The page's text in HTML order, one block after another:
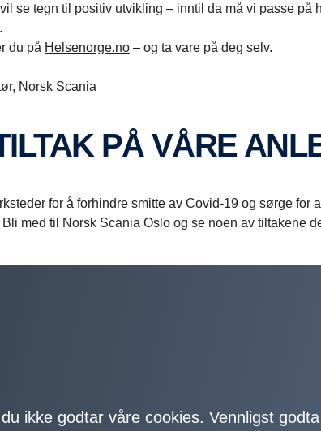
se tegn til positiv utvikling – inntil da må vi passe på
du på Helsenorge.no – og ta vare på deg selv.
Norsk Scania
PÅ VÅRE
for å forhindre smitte av Covid-19 og sørge for
med til Norsk Scania Oslo og se noen av tiltakene
ikke godtar våre cookies. Vennligst